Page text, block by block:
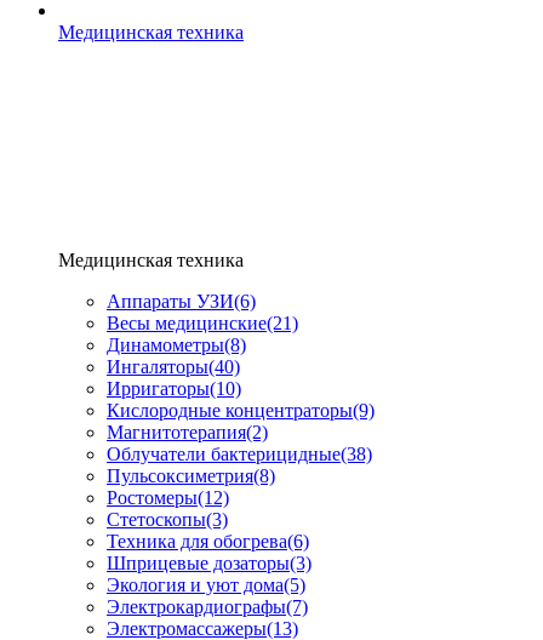
Медицинская техника
Медицинская техника
Аппараты УЗИ(6)
Весы медицинские(21)
Динамометры(8)
Ингаляторы(40)
Ирригаторы(10)
Кислородные концентраторы(9)
Магнитотерапия(2)
Облучатели бактерицидные(38)
Пульсоксиметрия(8)
Ростомеры(12)
Стетоскопы(3)
Техника для обогрева(6)
Шприцевые дозаторы(3)
Экология и уют дома(5)
Электрокардиографы(7)
Электромассажеры(13)